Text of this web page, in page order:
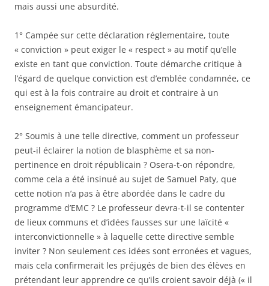
mais aussi une absurdité.
1° Campée sur cette déclaration réglementaire, toute
« conviction » peut exiger le « respect » au motif qu’elle
existe en tant que conviction. Toute démarche critique à
l’égard de quelque conviction est d’emblée condamnée, ce
qui est à la fois contraire au droit et contraire à un
enseignement émancipateur.
2° Soumis à une telle directive, comment un professeur
peut-il éclairer la notion de blasphème et sa non-
pertinence en droit républicain ? Osera-t-on répondre,
comme cela a été insinué au sujet de Samuel Paty, que
cette notion n’a pas à être abordée dans le cadre du
programme d’EMC ? Le professeur devra-t-il se contenter
de lieux communs et d’idées fausses sur une laïcité «
interconvictionnelle » à laquelle cette directive semble
inviter ? Non seulement ces idées sont erronées et vagues,
mais cela confirmerait les préjugés de bien des élèves en
prétendant leur apprendre ce qu’ils croient savoir déjà (« il